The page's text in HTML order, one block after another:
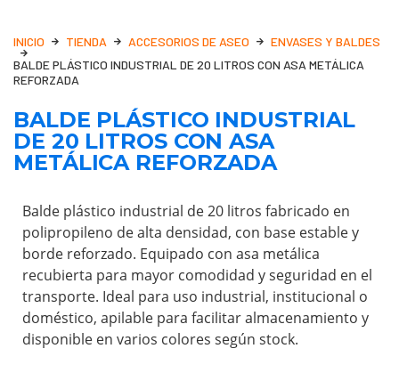
INICIO TIENDA ACCESORIOS DE ASEO
ENVASES Y BALDES
BALDE PLÁSTICO INDUSTRIAL DE 20 LITROS CON ASA METÁLICA
REFORZADA
BALDE PLÁSTICO INDUSTRIAL
DE 20 LITROS CON ASA
METÁLICA REFORZADA
Balde plástico industrial de 20 litros fabricado en
polipropileno de alta densidad, con base estable y
borde reforzado. Equipado con asa metálica
recubierta para mayor comodidad y seguridad en el
transporte. Ideal para uso industrial, institucional o
doméstico, apilable para facilitar almacenamiento y
disponible en varios colores según stock.